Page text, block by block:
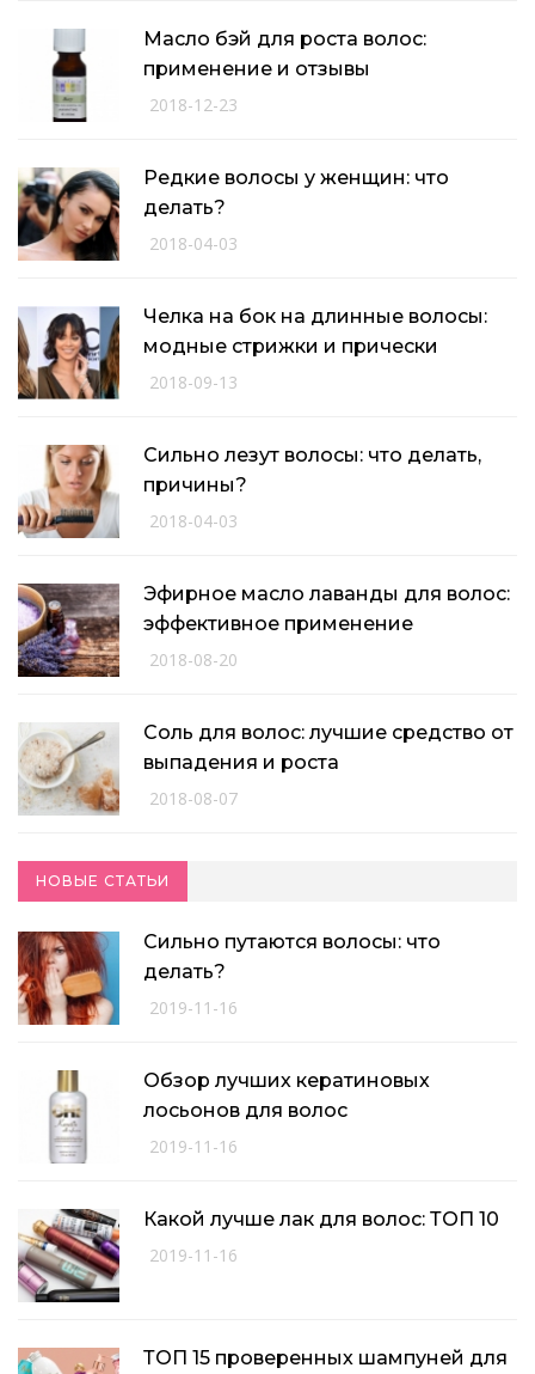
Масло бэй для роста волос:
применение и отзывы
2018-12-23
Редкие волосы у женщин: что
делать?
2018-04-03
Челка на бок на длинные волосы:
модные стрижки и прически
2018-09-13
Сильно лезут волосы: что делать,
причины?
2018-04-03
Эфирное масло лаванды для волос:
эффективное применение
2018-08-20
Соль для волос: лучшие средство от
выпадения и роста
2018-08-07
НОВЫЕ СТАТЬИ
Сильно путаются волосы: что
делать?
2019-11-16
Обзор лучших кератиновых
лосьонов для волос
2019-11-16
Какой лучше лак для волос: ТОП 10
2019-11-16
ТОП 15 проверенных шампуней для